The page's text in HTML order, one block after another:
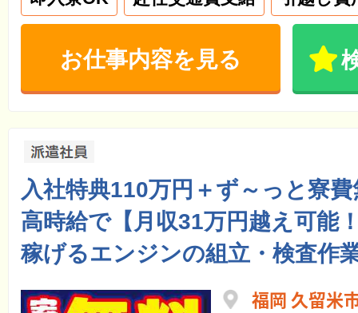
お仕事内容を見る
入社特典110万円＋ず～っと寮
高時給で【月収31万円越え可能
稼げるエンジンの組立・検査作
福岡 久留米